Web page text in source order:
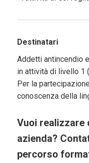
Destinatari
Addetti antincendio
in attività di livello 1
Per la
conoscenza della
Vuoi realizzare
azienda?
percorso